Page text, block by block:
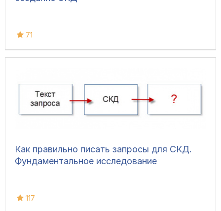
71
Как правильно писать запросы для СКД.
Фундаментальное исследование
117